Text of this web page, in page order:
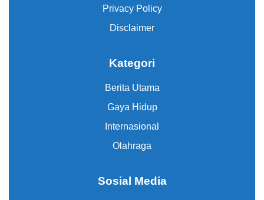
Privacy Policy
Disclaimer
Kategori
Berita Utama
Gaya Hidup
Internasional
Olahraga
Sosial Media